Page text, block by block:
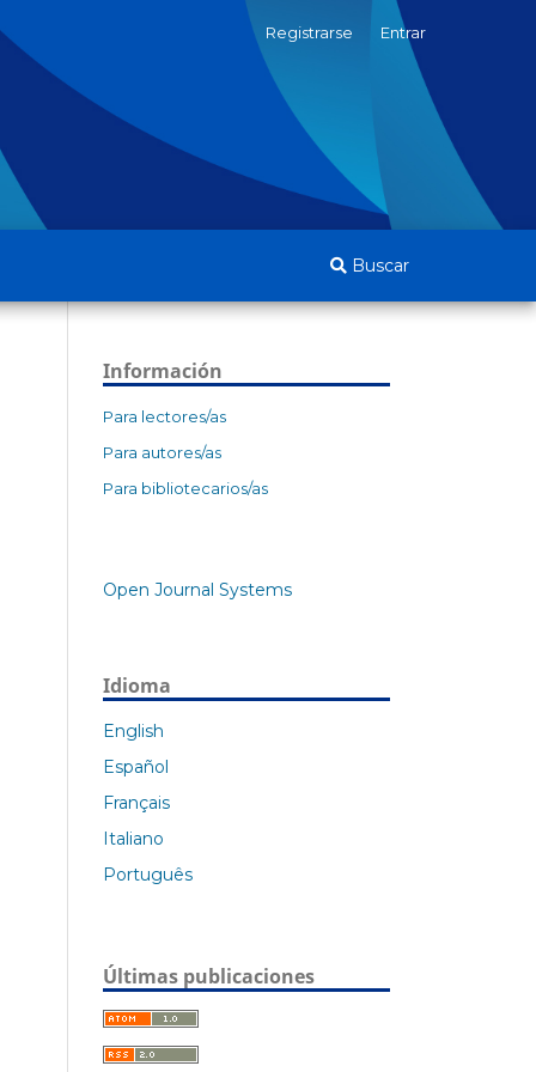
Buscar
Registrarse Entrar
Información
Para lectores/as
Para autores/as
Para bibliotecarios/as
Open Journal Systems
Idioma
English
Español
Français
Italiano
Português
Últimas publicaciones